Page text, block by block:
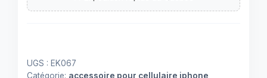
12
UGS : EK067
Catégorie: accessoire pour cellulaire iphone